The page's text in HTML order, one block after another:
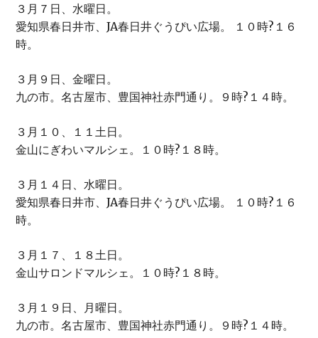
３月７日、水曜日。
愛知県春日井市、JA春日井ぐうぴい広場。 １０時?１６
時。
３月９日、金曜日。
九の市。名古屋市、豊国神社赤門通り。９時?１４時。
３月１０、１１土日。
金山にぎわいマルシェ。１０時?１８時。
３月１４日、水曜日。
愛知県春日井市、JA春日井ぐうぴい広場。 １０時?１６
時。
３月１７、１８土日。
金山サロンドマルシェ。１０時?１８時。
３月１９日、月曜日。
九の市。名古屋市、豊国神社赤門通り。９時?１４時。